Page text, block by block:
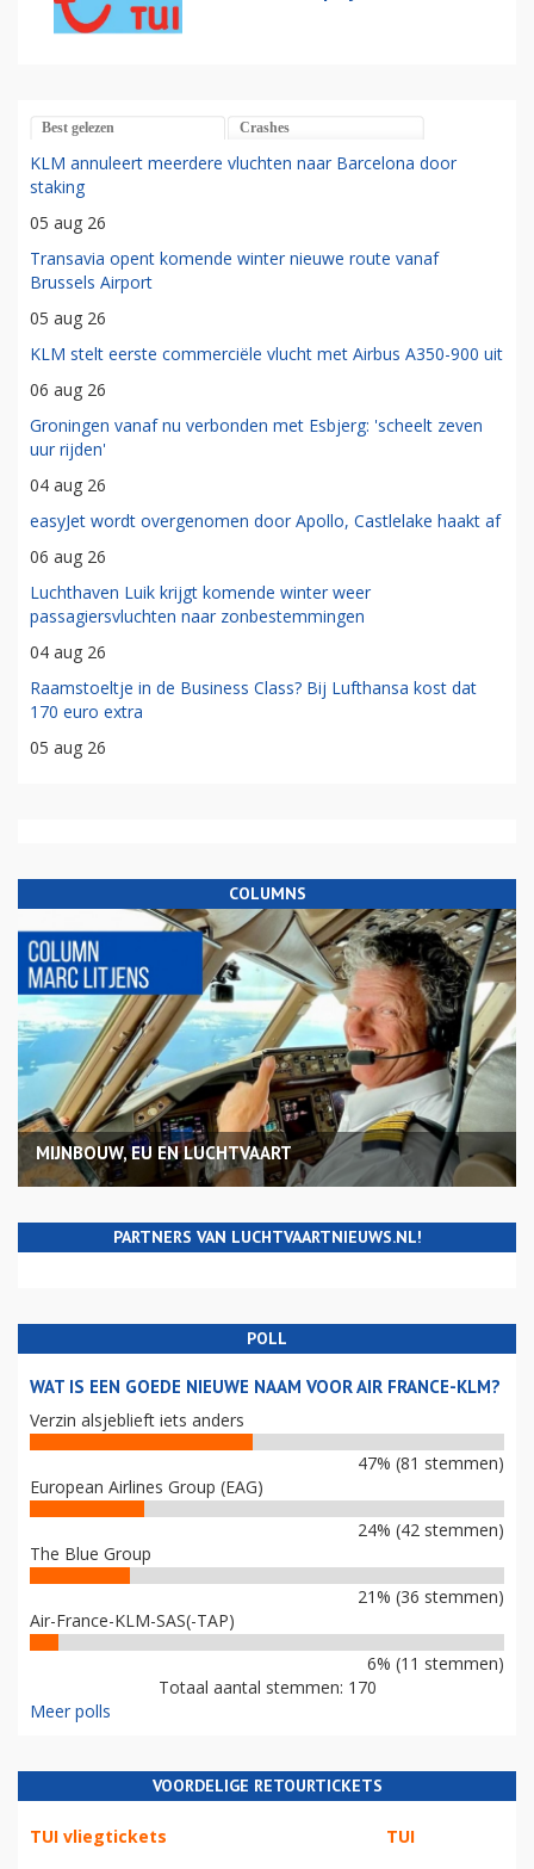
Best gelezen Crashes
KLM annuleert meerdere vluchten naar Barcelona door
staking
05 aug 26
Transavia opent komende winter nieuwe route vanaf
Brussels Airport
05 aug 26
KLM stelt eerste commerciële vlucht met Airbus A350-900 uit
06 aug 26
Groningen vanaf nu verbonden met Esbjerg: 'scheelt zeven
uur rijden'
04 aug 26
easyJet wordt overgenomen door Apollo, Castlelake haakt af
06 aug 26
Luchthaven Luik krijgt komende winter weer
passagiersvluchten naar zonbestemmingen
04 aug 26
Raamstoeltje in de Business Class? Bij Lufthansa kost dat
170 euro extra
05 aug 26
COLUMNS
MIJNBOUW, EU EN LUCHTVAART
PARTNERS VAN LUCHTVAARTNIEUWS.NL!
POLL
WAT IS EEN GOEDE NIEUWE NAAM VOOR AIR FRANCE-KLM?
Verzin alsjeblieft iets anders
47% (81 stemmen)
European Airlines Group (EAG)
24% (42 stemmen)
The Blue Group
21% (36 stemmen)
Air-France-KLM-SAS(-TAP)
6% (11 stemmen)
Totaal aantal stemmen: 170
Meer polls
VOORDELIGE RETOURTICKETS
TUI vliegtickets TUI